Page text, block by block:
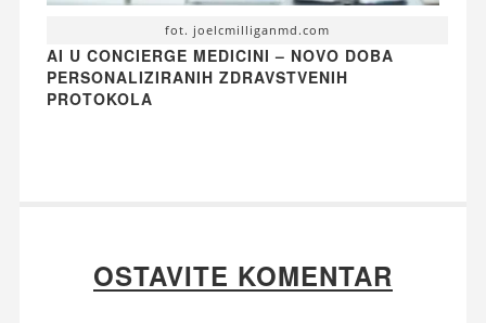
fot. joelcmilliganmd.com
AI U CONCIERGE MEDICINI – NOVO DOBA
PERSONALIZIRANIH ZDRAVSTVENIH
PROTOKOLA
OSTAVITE KOMENTAR